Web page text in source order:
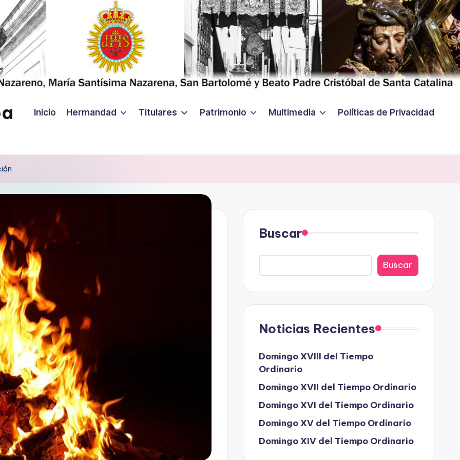
Inicio Hermandad Titulares Patrimonio Multimedia Políticas de Privacidad
Buscar
Buscar
Noticias Recientes
Domingo XVIII del Tiempo
Ordinario
Domingo XVII del Tiempo Ordinario
Domingo XVI del Tiempo Ordinario
Domingo XV del Tiempo Ordinario
Domingo XIV del Tiempo Ordinario